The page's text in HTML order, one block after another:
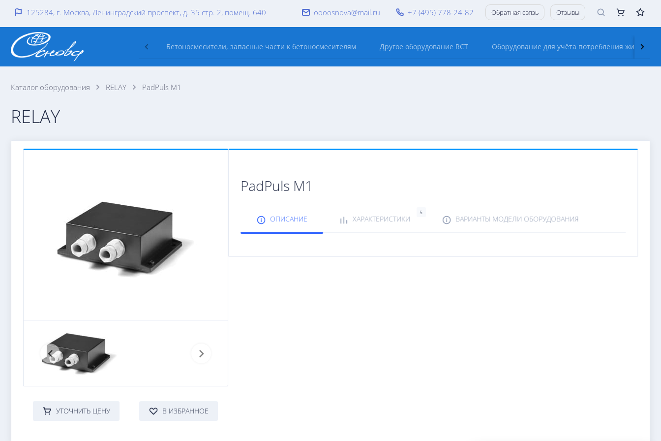
125284, г. Москва, Ленинградский проспект, д. 35 стр. 2, помещ. 640 oooosnova@mail.ru +7 (495) 778-24-82 Обратная связь Отзывы
Бетоносмесители, запасные части к бетоносмесителям Другое оборудование RCT Оборудование для учёта потребления жидкостей
Каталог оборудования RELAY PadPuls M1
RELAY
УТОЧНИТЬ ЦЕНУ В ИЗБРАННОЕ
PadPuls M1
ОПИСАНИЕ ХАРАКТЕРИСТИКИ
5
ВАРИАНТЫ МОДЕЛИ ОБОРУДОВАНИЯ